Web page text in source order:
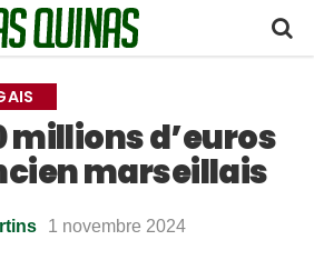
millions d’euros
marseillais
1 novembre 2024